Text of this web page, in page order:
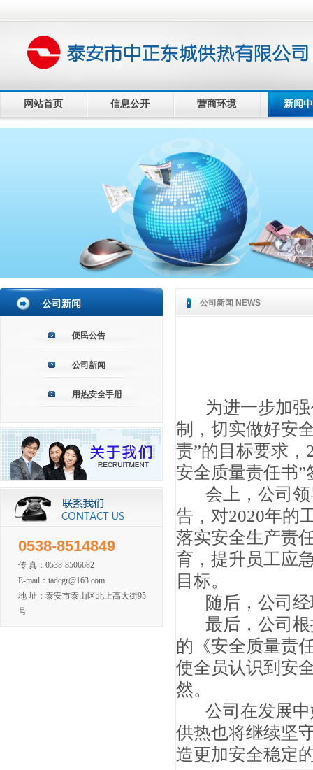
网站首页 信息公开 营商环境 新闻
公司新闻
便民公告
公司新闻
用热安全手册
0538-8514849
传 真：0538-8506682
E-mail：tadcgr@163.com
地 址：泰安市泰山区北上高大街95
号
公司新闻 NEWS
为进一步加强
制，切实做好安
责”的目标要求，
安全质量责任书
会上，公司
告，对2020年的
落实安全生产责
育，提升员工应
目标。
随后，公司
最后，公司
的《安全质量责
使全员认识到安
然。
公司在发展
供热也将继续坚
造更加安全稳定